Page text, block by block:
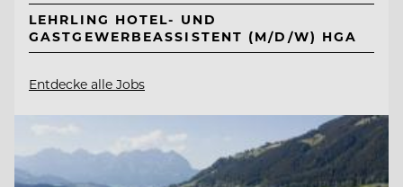
LEHRLING HOTEL- UND
GASTGEWERBEASSISTENT (M/D/W) HGA
Entdecke alle Jobs